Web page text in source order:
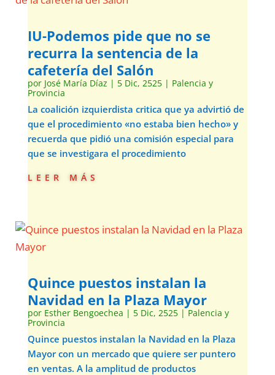
IU-Podemos pide que no se
recurra la sentencia de la
cafetería del Salón
por José María Díaz | 5 Dic, 2525| Palencia y
Provincia
La coalición izquierdista critica que ya advirtió de
que el procedimiento «no estaba bien hecho» y
recuerda que pidió una comisión especial para
que se investigara el procedimiento
leer más
Quince puestos instalan la
Navidad en la Plaza Mayor
por Esther Bengoechea | 5 Dic, 2525| Palencia y
Provincia
Quince puestos instalan la Navidad en la Plaza
Mayor con un mercado que quiere ser puntero
en ventas. A la amplitud de productos